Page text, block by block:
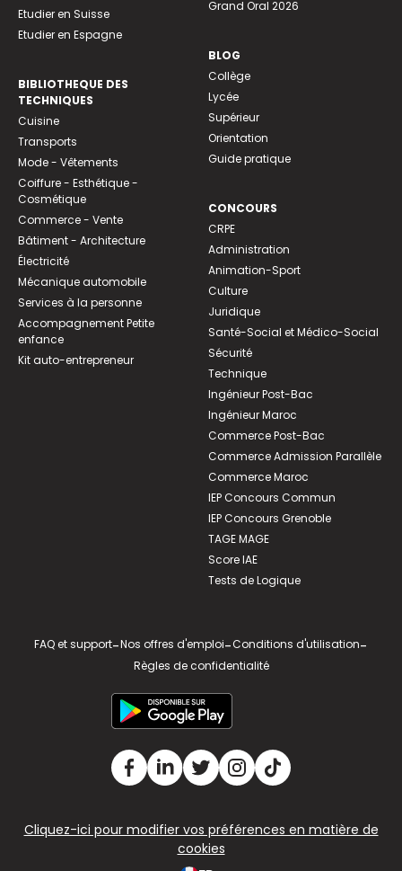
Etudier en Suisse
Etudier en Espagne
BIBLIOTHEQUE DES
TECHNIQUES
Cuisine
Transports
Mode - Vêtements
Coiffure - Esthétique -
Cosmétique
Commerce - Vente
Bâtiment - Architecture
Électricité
Mécanique automobile
Services à la personne
Accompagnement Petite
enfance
Kit auto-entrepreneur
Grand Oral 2026
BLOG
Collège
Lycée
Supérieur
Orientation
Guide pratique
CONCOURS
CRPE
Administration
Animation-Sport
Culture
Juridique
Santé-Social et Médico-Social
Sécurité
Technique
Ingénieur Post-Bac
Ingénieur Maroc
Commerce Post-Bac
Commerce Admission Parallèle
Commerce Maroc
IEP Concours Commun
IEP Concours Grenoble
TAGE MAGE
Score IAE
Tests de Logique
FAQ et support-Nos offres d'emploi-Conditions d'utilisation-
Règles de confidentialité
Cliquez-ici pour modifier vos préférences en matière de
cookies